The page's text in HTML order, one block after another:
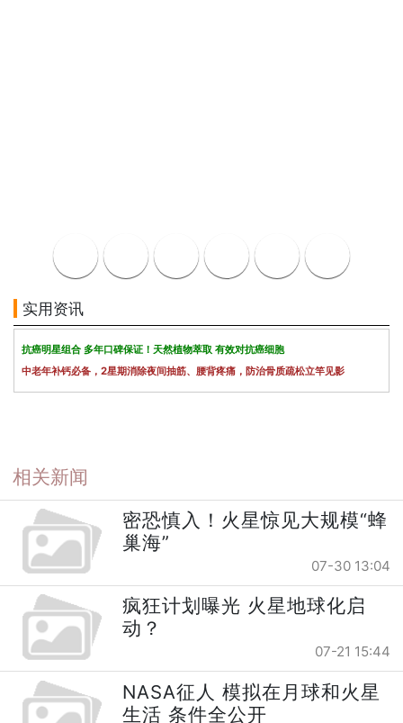
实用资讯
抗癌明星组合 多年口碑保证！天然植物萃取 有效对抗癌细胞
中老年补钙必备，2星期消除夜间抽筋、腰背疼痛，防治骨质疏松立竿见影
相关新闻
密恐慎入！火星惊见大规模“蜂
巢海”
07-30 13:04
疯狂计划曝光 火星地球化启
动？
07-21 15:44
NASA征人 模拟在月球和火星
生活 条件全公开